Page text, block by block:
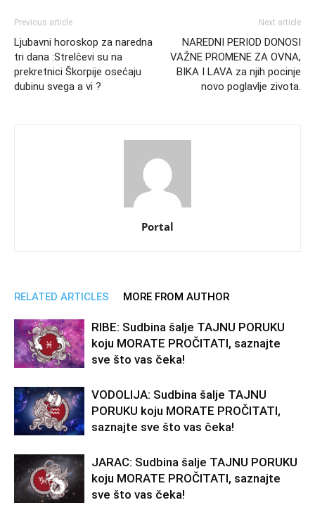
Previous article
Ljubavni horoskop za naredna
tri dana :Strelčevi su na
prekretnici Škorpije osećaju
dubinu svega a vi ?
Next article
NAREDNI PERIOD DONOSI
VAŽNE PROMENE ZA OVNA,
BIKA I LAVA za njih pocinje
novo poglavlje zivota.
Portal
RELATED ARTICLES MORE FROM AUTHOR
RIBE: Sudbina šalje TAJNU PORUKU
koju MORATE PROČITATI, saznajte
sve što vas čeka!
VODOLIJA: Sudbina šalje TAJNU
PORUKU koju MORATE PROČITATI,
saznajte sve što vas čeka!
JARAC: Sudbina šalje TAJNU PORUKU
koju MORATE PROČITATI, saznajte
sve što vas čeka!